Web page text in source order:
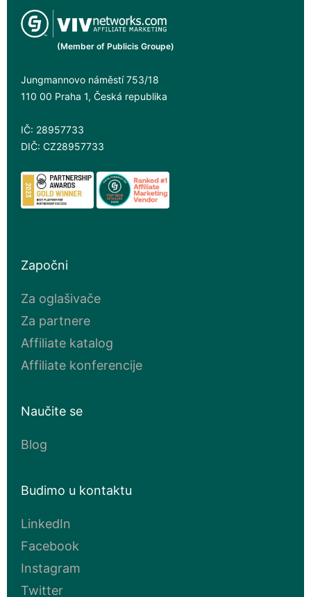
(Member of Publicis Groupe)
Jungmannovo náměstí 753/18
110 00 Praha 1, Česká republika
IČ: 28957733
DIČ: CZ28957733
Započni
Za oglašivače
Za partnere
Affiliate katalog
Affiliate konferencije
Naučite se
Blog
Budimo u kontaktu
LinkedIn
Facebook
Instagram
Twitter